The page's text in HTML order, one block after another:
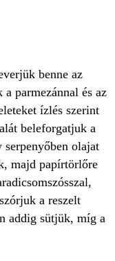
benne az
parmezánnal és az
ízlés szerint
beleforgatjuk a
serpenyőben olajat
majd papírtörlőre
a reszelt
addig sütjük, míg a